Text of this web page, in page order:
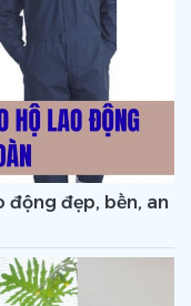
động đẹp, bền, an